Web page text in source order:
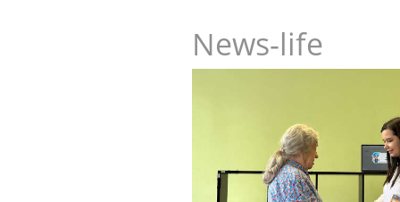
News-life